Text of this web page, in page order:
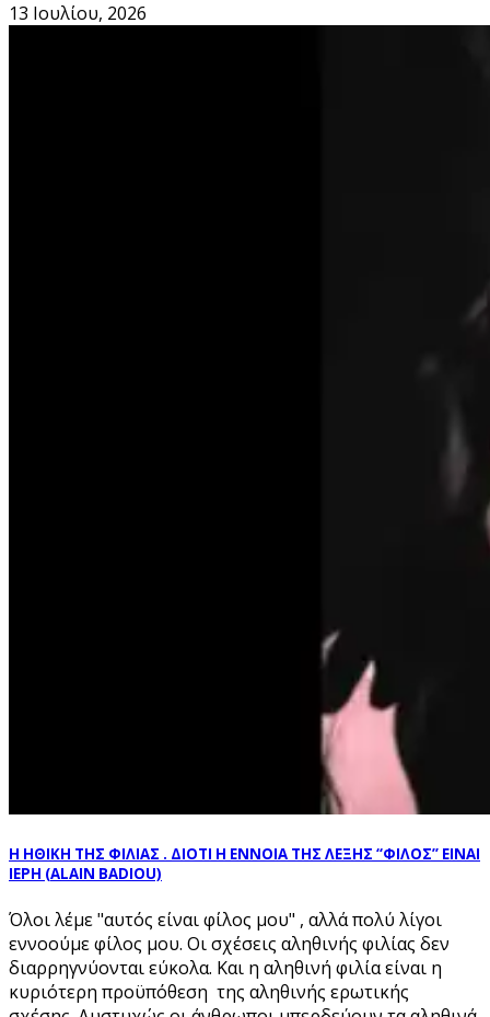
13 Ιουλίου, 2026
Η ΗΘΙΚΗ ΤΗΣ ΦΙΛΙΑΣ . ΔΙΟΤΙ Η ΕΝΝΟΙΑ ΤΗΣ ΛΕΞΗΣ “ΦΙΛΟΣ” ΕΙΝΑΙ
ΙΕΡΗ (ALAIN BADIOU)
Όλοι λέμε "αυτός είναι φίλος μου" , αλλά πολύ λίγοι
εννοούμε φίλος μου. Οι σχέσεις αληθινής φιλίας δεν
διαρρηγνύονται εύκολα. Και η αληθινή φιλία είναι η
κυριότερη προϋπόθεση της αληθινής ερωτικής